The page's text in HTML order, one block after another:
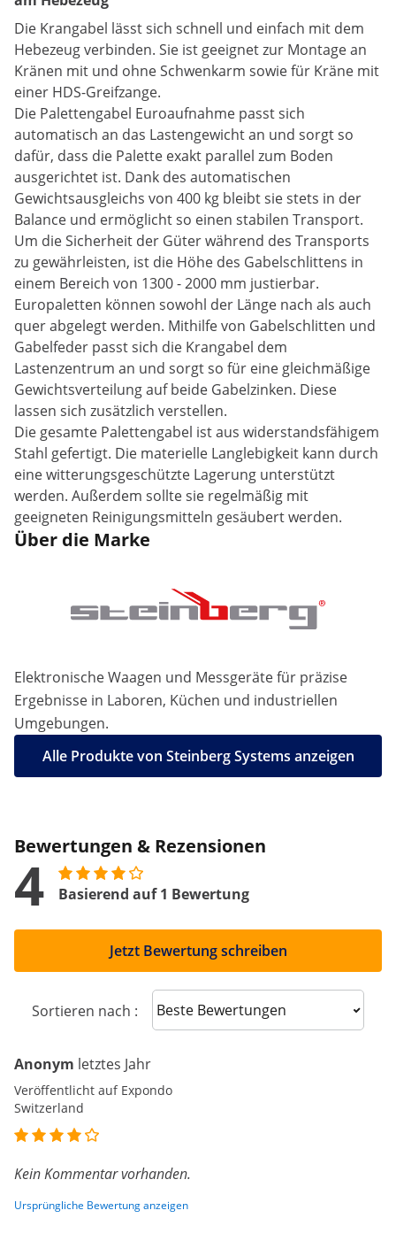
Die Krangabel lässt sich schnell und einfach mit dem
Hebezeug verbinden. Sie ist geeignet zur Montage an
Kränen mit und ohne Schwenkarm sowie für Kräne mit
einer HDS-Greifzange.
Die Palettengabel Euroaufnahme passt sich
automatisch an das Lastengewicht an und sorgt so
dafür, dass die Palette exakt parallel zum Boden
ausgerichtet ist. Dank des automatischen
Gewichtsausgleichs von 400 kg bleibt sie stets in der
Balance und ermöglicht so einen stabilen Transport.
Um die Sicherheit der Güter während des Transports
zu gewährleisten, ist die Höhe des Gabelschlittens in
einem Bereich von 1300 - 2000 mm justierbar.
Europaletten können sowohl der Länge nach als auch
quer abgelegt werden. Mithilfe von Gabelschlitten und
Gabelfeder passt sich die Krangabel dem
Lastenzentrum an und sorgt so für eine gleichmäßige
Gewichtsverteilung auf beide Gabelzinken. Diese
lassen sich zusätzlich verstellen.
Die gesamte Palettengabel ist aus widerstandsfähigem
Stahl gefertigt. Die materielle Langlebigkeit kann durch
eine witterungsgeschützte Lagerung unterstützt
werden. Außerdem sollte sie regelmäßig mit
geeigneten Reinigungsmitteln gesäubert werden.
Über die Marke
Elektronische Waagen und Messgeräte für präzise
Ergebnisse in Laboren, Küchen und industriellen
Umgebungen.
Alle Produkte von Steinberg Systems anzeigen
Bewertungen & Rezensionen
4 Basierend auf 1 Bewertung
Jetzt Bewertung schreiben
Sortieren nach : Sort reviews
Anonym letztes Jahr
Veröffentlicht auf Expondo
Switzerland
Kein Kommentar vorhanden.
Ursprüngliche Bewertung anzeigen